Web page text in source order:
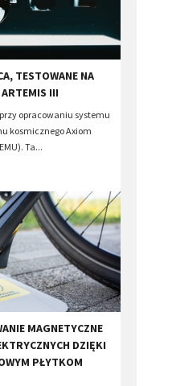
TESTOWANE NA
III
przy opracowaniu systemu
kosmicznego Axiom
Ta...
MAGNETYCZNE
DZIĘKI
PŁYTKOM